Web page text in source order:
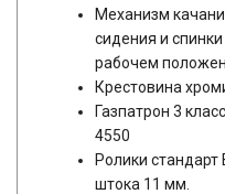
Механизм
сидения и
рабочем
Крестовина
Газпатрон 3
4550
Ролики
штока 11 мм.